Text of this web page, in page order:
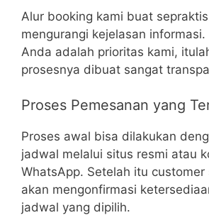
Alur booking kami buat
mengurangi kejelasan informasi.
Anda adalah prioritas kami,
prosesnya dibuat sangat
Proses Pemesanan yang
Proses awal bisa dilakukan
jadwal melalui situs resmi atau
WhatsApp. Setelah itu customer
akan mengonfirmasi
jadwal yang dipilih.